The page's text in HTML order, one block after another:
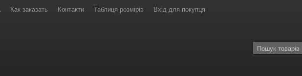
Как заказать Контакти Таблиця розмірів Вхід для покупця
967-41-33